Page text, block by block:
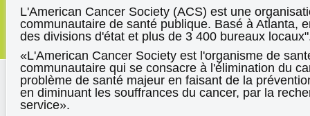
L'American Cancer Society (ACS) est une
communautaire de santé publique. Basé à Atlanta,
des divisions d'état et plus de 3 400 bureaux
«L'American Cancer Society est l'organisme de
communautaire qui se consacre à l'élimination du
problème de santé majeur en faisant de la
en diminuant les souffrances du cancer, par la
service».